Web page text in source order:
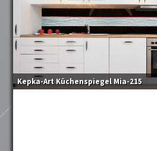
Kepka-Art Küchenspiegel Mia-215